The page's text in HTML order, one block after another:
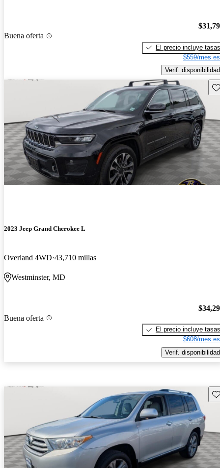
Buena oferta
El precio incluye tasas
$559/mes
Verif. disponibilidad
2023 Jeep Grand Cherokee L
Overland 4WD 43,710 millas
Westminster, MD
Buena oferta
El precio incluye tasas
$608/mes
Verif. disponibilidad